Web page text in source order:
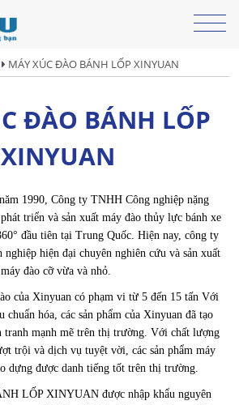
MÁY XÚC ĐÀO BÁNH LỐP XINYUAN
ĐÀO BÁNH LỐP
XINYUAN
1990, Công ty TNHH Công nghiệp nặng
triển và sản xuất máy đào thủy lực bánh xe
đầu tiên tại Trung Quốc. Hiện nay, công ty
nghiệp hiện đại chuyên nghiên cứu và sản xuất
máy đào cỡ vừa và nhỏ.
của Xinyuan có phạm vi từ 5 đến 15 tấn Với
chuẩn hóa, các sản phẩm của Xinyuan đã tạo
tranh mạnh mẽ trên thị trường. Với chất lượng
trội và dịch vụ tuyệt vời, các sản phẩm máy
dựng được danh tiếng tốt trên thị trường.
LỐP XINYUAN được nhập khẩu nguyên